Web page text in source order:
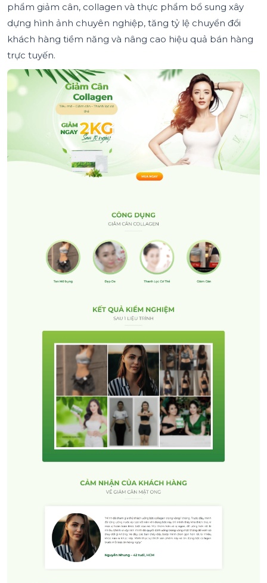
phẩm giảm cân, collagen và thực phẩm bổ sung xây
dựng hình ảnh chuyên nghiệp, tăng tỷ lệ chuyển đổi
khách hàng tiềm năng và nâng cao hiệu quả bán hàng
trực tuyến.